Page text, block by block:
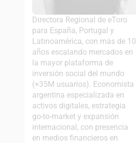
Directora Regional de eToro
para España, Portugal y
Latinoamérica, con más de 10
años escalando mercados en
la mayor plataforma de
inversión social del mundo
(+35M usuarios). Economista
argentina especializada en
activos digitales, estrategia
go-to-market y expansión
internacional, con presencia
en medios financieros en